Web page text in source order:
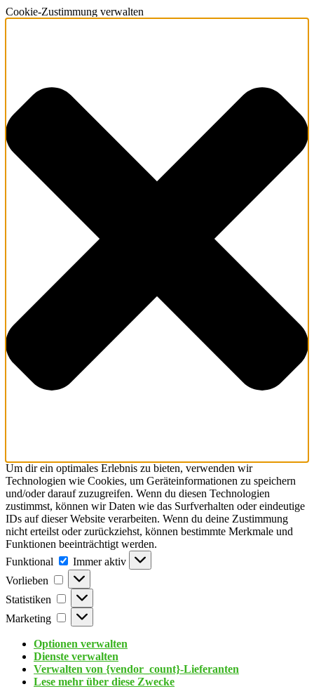
Cookie-Zustimmung verwalten
Um dir ein optimales Erlebnis zu bieten, verwenden wir
Technologien wie Cookies, um Geräteinformationen zu speichern
und/oder darauf zuzugreifen. Wenn du diesen Technologien
zustimmst, können wir Daten wie das Surfverhalten oder eindeutige
IDs auf dieser Website verarbeiten. Wenn du deine Zustimmung
nicht erteilst oder zurückziehst, können bestimmte Merkmale und
Funktionen beeinträchtigt werden.
Funktional
Immer aktiv
Vorlieben
Statistiken
Marketing
Optionen verwalten
Dienste verwalten
Verwalten von {vendor_count}-Lieferanten
Lese mehr über diese Zwecke